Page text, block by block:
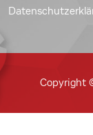
Copyright